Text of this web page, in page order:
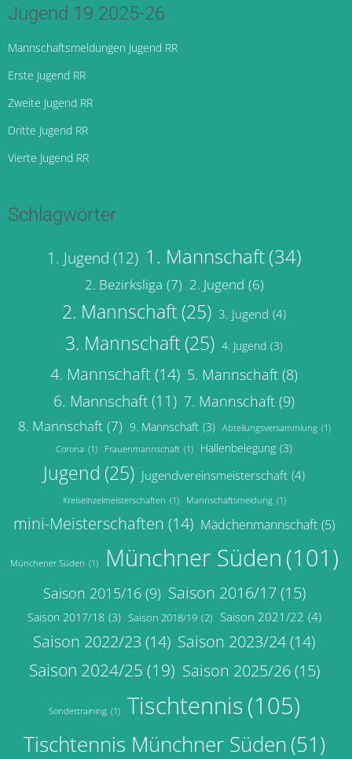
Jugend 19 2025-26
Mannschaftsmeldungen Jugend RR
Erste Jugend RR
Zweite Jugend RR
Dritte Jugend RR
Vierte Jugend RR
Schlagwörter
1. Jugend (12) 1. Mannschaft(34)
2. Bezirksliga (7) 2. Jugend (6)
2. Mannschaft (25) 3. Jugend (4)
3. Mannschaft (25) 4. Jugend (3)
4. Mannschaft (14) 5. Mannschaft (8)
6. Mannschaft(11) 7. Mannschaft (9)
8. Mannschaft (7) 9. Mannschaft (3) Abteilungsversammlung (1)
Corona (1) Frauenmannschaft (1) Hallenbelegung (3)
Jugend (25) Jugendvereinsmeisterschaft (4)
Kreiseinzelmeisterschaften (1) Mannschaftsmeldung (1)
mini-Meisterschaften (14) Mädchenmannschaft (5)
Münchener Süden (1) Münchner Süden (101)
Saison 2015/16 (9) Saison 2016/17(15)
Saison 2017/18 (3) Saison 2018/19 (2) Saison 2021/22 (4)
Saison 2022/23 (14) Saison 2023/24(14)
Saison 2024/25 (19) Saison 2025/26(15)
Sondertraining (1) Tischtennis(105)
Tischtennis Münchner Süden(51)